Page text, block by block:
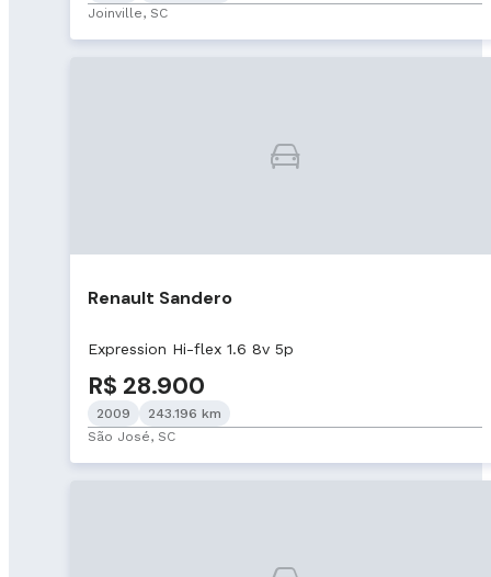
Joinville, SC
Renault Sandero
Expression Hi-flex 1.6 8v 5p
R$ 28.900
2009
243.196 km
São José, SC